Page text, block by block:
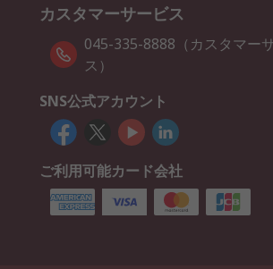
カスタマーサービス
045-335-8888（カスタマー
ス）
SNS公式アカウント
ご利用可能カード会社